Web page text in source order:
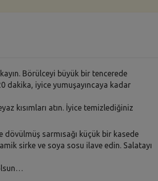
Börülceyi büyük bir tencerede
dakika, iyice yumuşayıncaya kadar
kısımları atın. İyice temizlediğiniz
sarmısağı küçük bir kasede
sirke ve soya sosu ilave edin. Salatayı